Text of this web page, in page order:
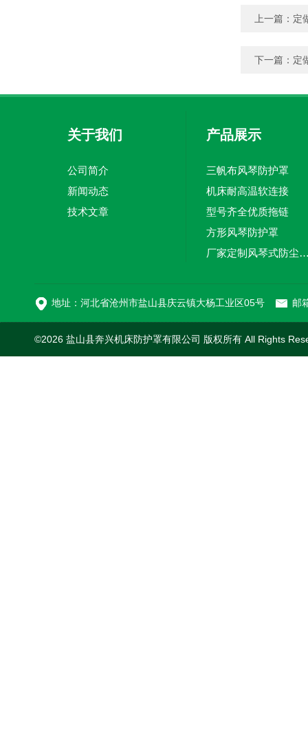
上一篇： 定
下一篇： 定
关于我们
公司简介
新闻动态
技术文章
产品展示
三帆布风琴防护罩
机床耐高温软连接
型号齐全优质拖链
方形风琴防护罩
厂家定制风琴式
地址：河北省沧州市盐山县庆云镇大杨工业区05号 邮
©2026 盐山县奔兴机床防护罩有限公司 版权所有 All Rights